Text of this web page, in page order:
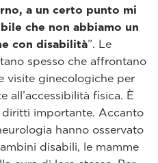
a un certo punto mi
che non abbiamo un
con disabilità”. Le
spesso che affrontano
visite ginecologiche per
all’accessibilità fisica. È
importante. Accanto
hanno osservato
disabili, le mamme